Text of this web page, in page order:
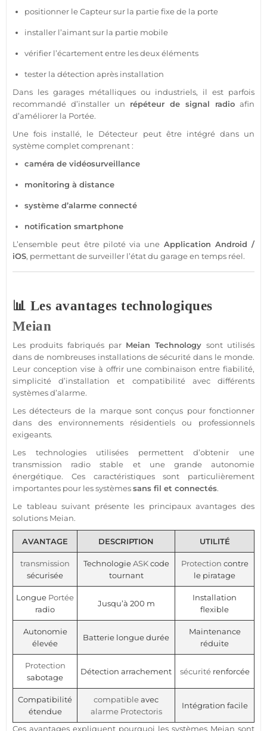
positionner leCapteursur la partie fixe de la porte
installer l’aimant sur la partie mobile
vérifier l’écartement entre les deux éléments
tester la détection après installation
Dans les garagesmétalliques ou industriels, il est parfois
recommandé d’installer un répéteur de signal radio afin
d’améliorer la Portée.
Une fois installé, le Détecteur peut être intégré dans un
systèmecomplet comprenant :
caméra de vidéosurveillance
monitoring à distance
système d’alarme connecté
notification smartphone
L’ensemble peut être piloté via une Application Android /
iOS, permettant de surveiller l’état du garageen temps réel.
📊 Les avantages technologiques
Meian
Les produits fabriqués par Meian Technology sont utilisés
dans de nombreuses installations desécurité dans le monde.
Leur conception vise à offrir une combinaison entre fiabilité,
simplicité d’installation et compatibilité avec différents
systèmes d’alarme.
Les détecteurs de la marque sont conçus pour fonctionner
dans des environnements résidentiels ou professionnels
exigeants.
Les technologies utilisées permettent d’obtenir une
transmission radio stable et une grande autonomie
énergétique. Ces caractéristiques sont particulièrement
importantes pour les systèmessans fil et connectés.
Le tableau suivant présente les principaux avantages des
solutions Meian.
AVANTAGE DESCRIPTION UTILITÉ
transmission
sécurisée
TechnologieASKcode
tournant
Protection contre
le piratage
Longue Portée
radio
Jusqu’à 200 m
Installation
flexible
Autonomie
élevée
Batterie longue durée
Maintenance
réduite
Protection
sabotage
Détection arrachement sécuritérenforcée
Compatibilité
étendue
compatibleavec
alarme Protectoris
Intégration facile
Ces avantages expliquent pourquoi les systèmes Meian sont